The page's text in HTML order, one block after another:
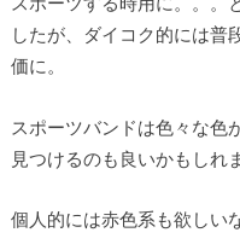
したが、ダイコク的には普
価に。
スポーツバンドは色々な色
見つけるのも良いかもしれ
個人的には赤色系も欲しい